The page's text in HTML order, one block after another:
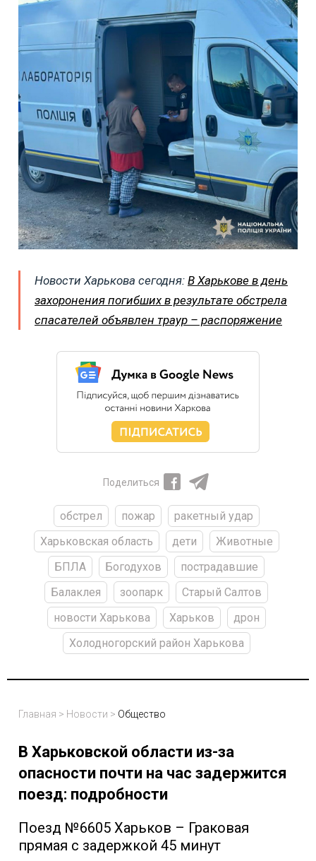
Новости Харькова сегодня: В Харькове в день
захоронения погибших в результате обстрела
спасателей объявлен траур – распоряжение
Поделиться
обстрел пожар
ракетный удар
Харьковская область
дети
Животные
БПЛА
Богодухов
пострадавшие
Балаклея
зоопарк
Старый Салтов
новости Харькова
Харьков
дрон
Холодногорский район Харькова
Главная > Новости > Общество
В Харьковской области из-за
опасности почти на час задержится
поезд: подробности
Поезд №6605 Харьков – Граковая
прямая с задержкой 45 минут